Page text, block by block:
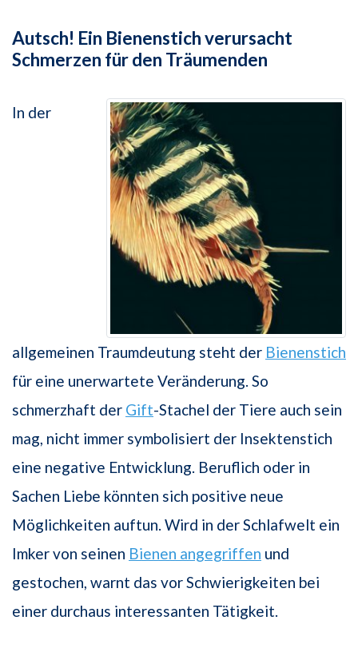
Autsch! Ein Bienenstich verursacht
Schmerzen für den Träumenden
In der
allgemeinen Traumdeutung steht der Bienenstich
für eine unerwartete Veränderung. So
schmerzhaft der Gift-Stachel der Tiere auch sein
mag, nicht immer symbolisiert der Insektenstich
eine negative Entwicklung. Beruflich oder in
Sachen Liebe könnten sich positive neue
Möglichkeiten auftun. Wird in der Schlafwelt ein
Imker von seinen Bienen angegriffen und
gestochen, warnt das vor Schwierigkeiten bei
einer durchaus interessanten Tätigkeit.